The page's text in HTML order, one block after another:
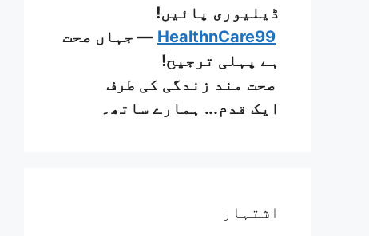
ڈیلیوری پائیں!
HealthnCare99 — جہاں صحت
ہے پہلی ترجیح!
صحت مند زندگی کی طرف
ایک قدم... ہمارے ساتھ۔
اشتہار